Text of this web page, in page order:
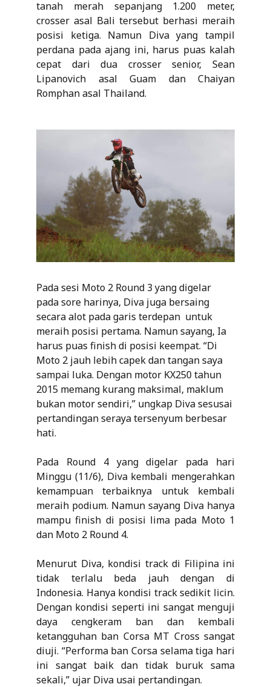
tanah merah sepanjang 1.200 meter,
crosser asal Bali tersebut berhasi meraih
posisi ketiga. Namun Diva yang tampil
perdana pada ajang ini, harus puas kalah
cepat dari dua crosser senior, Sean
Lipanovich asal Guam dan Chaiyan
Romphan asal Thailand.
Pada sesi Moto 2 Round 3 yang digelar
pada sore harinya, Diva juga bersaing
secara alot pada garis terdepan untuk
meraih posisi pertama. Namun sayang, Ia
harus puas finish di posisi keempat. “Di
Moto 2 jauh lebih capek dan tangan saya
sampai luka. Dengan motor KX250 tahun
2015 memang kurang maksimal, maklum
bukan motor sendiri,” ungkap Diva sesusai
pertandingan seraya tersenyum berbesar
hati.
Pada Round 4 yang digelar pada hari
Minggu (11/6), Diva kembali mengerahkan
kemampuan terbaiknya untuk kembali
meraih podium. Namun sayang Diva hanya
mampu finish di posisi lima pada Moto 1
dan Moto 2 Round 4.
Menurut Diva, kondisi track di Filipina ini
tidak terlalu beda jauh dengan di
Indonesia. Hanya kondisi track sedikit licin.
Dengan kondisi seperti ini sangat menguji
daya cengkeram ban dan kembali
ketangguhan ban Corsa MT Cross sangat
diuji. “Performa ban Corsa selama tiga hari
ini sangat baik dan tidak buruk sama
sekali,” ujar Diva usai pertandingan.